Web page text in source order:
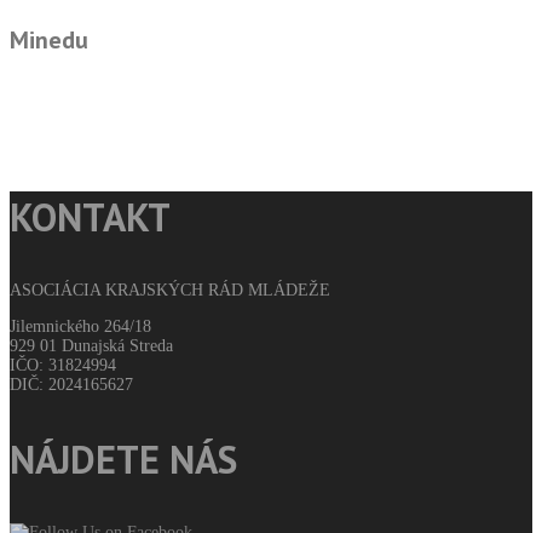
Minedu
KONTAKT
ASOCIÁCIA KRAJSKÝCH RÁD MLÁDEŽE
Jilemnického 264/18
929 01 Dunajská Streda
IČO: 31824994
DIČ: 2024165627
NÁJDETE NÁS